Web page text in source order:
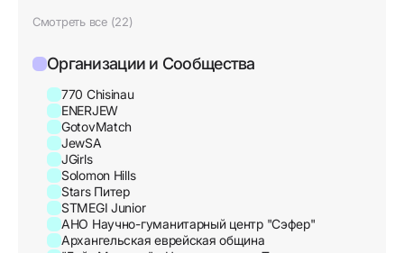
Смотреть все (22)
Организации и Сообщества
770 Chisinau
ENERJEW
GotovMatch
JewSA
JGirls
Solomon Hills
Stars Питер
STMEGI Junior
АНО Научно-гуманитарный центр "Сэфер"
Архангельская еврейская община